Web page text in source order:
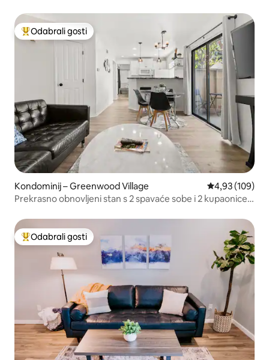
Među najviše rangiranima s oznakom „Odabrali gosti”
Odabrali gosti
Kondominij – Greenwood Village Prosječna
4,93 (109)
Prekrasno obnovljeni stan s 2 spavaće sobe i 2 kupaonice
Među najviše rangiranima s oznakom „Odabrali gosti”
Odabrali gosti